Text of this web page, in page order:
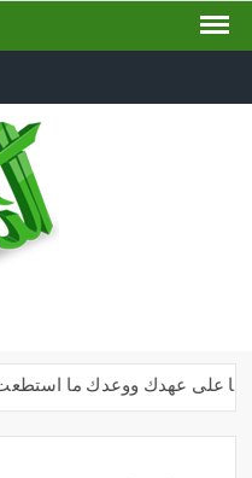
Skip
على عهدك ووعدك ما